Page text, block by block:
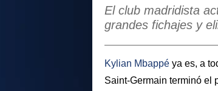
El club madridista
grandes fichajes y
Kylian Mbappé ya es, a
Saint-Germain terminó el